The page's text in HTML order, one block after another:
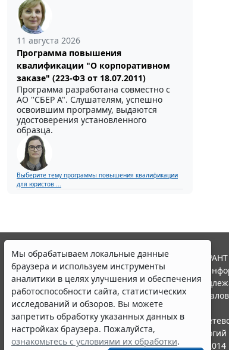
11 августа 2026
Программа повышения
квалификации "О корпоративном
заказе" (223-ФЗ от 18.07.2011)
Программа разработана совместно с
АО ''СБЕР А". Слушателям, успешно
освоившим программу, выдаются
удостоверения установленного
образца.
Выберите тему программы повышения квалификации
для юристов ...
Мы обрабатываем локальные данные
браузера и используем инструменты
аналитики в целях улучшения и обеспечения
работоспособности сайта, статистических
исследований и обзоров. Вы можете
запретить обработку указанных данных в
настройках браузера. Пожалуйста,
ознакомьтесь с условиями их обработки.
© ООО "НПП "ГАРАНТ-СЕРВИС", 2026. Система
участниками Российской ассоциации правовой
Все права на материалы сайта ГАРАНТ.РУ
Полное или частичное воспроизведение
Правила использования портала.
Портал ГАРАНТ.РУ зарегистрирован в качестве
надзору в сфере связи,информационных
(Роскомнадзором), Эл № ФС77-58365 от 18 июня 2014